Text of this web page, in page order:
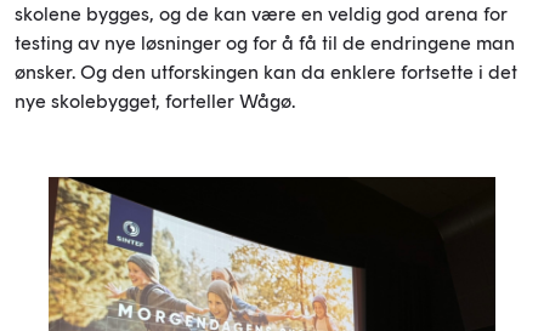
skolene bygges, og de kan være en veldig god arena for
testing av nye løsninger og for å få til de endringene man
ønsker. Og den utforskingen kan da enklere fortsette i det
nye skolebygget, forteller Wågø.